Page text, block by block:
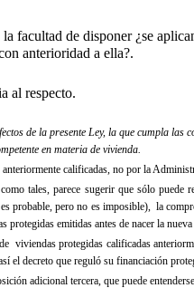
facultad de disponer ¿se
anterioridad a ella?.
al respecto.
de la presente Ley, la que cumpla
en materia de vivienda.
calificadas, no por la
tales, parece sugerir que sólo
probable, pero no es imposible), la
emitidas antes de nacer la
viviendas protegidas calificadas
el decreto que reguló su financiación
adicional tercera, que puede